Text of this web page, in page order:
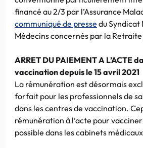
financé au 2/3 par l’Assurance
communiqué de presse du Syndicat
Médecins concernés par la Retraite
ARRET DU PAIEMENT A L’ACTE
vaccination depuis le 15 avril 2021
La rémunération est désormais
forfait pour les professionnels de
dans les centres de vaccination.
rémunération à l’acte pour
possible dans les cabinets